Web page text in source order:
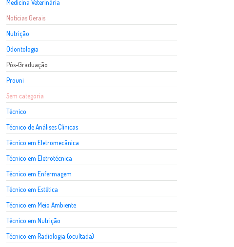
Medicina Veterinária
Notícias Gerais
Nutrição
Odontologia
Pós-Graduação
Prouni
Sem categoria
Técnico
Técnico de Análises Clínicas
Técnico em Eletromecânica
Técnico em Eletrotécnica
Técnico em Enfermagem
Técnico em Estética
Técnico em Meio Ambiente
Técnico em Nutrição
Técnico em Radiologia (ocultada)